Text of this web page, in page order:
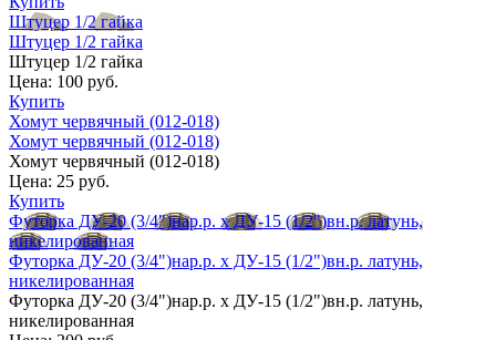
Штуцер 1/2 гайка
Штуцер 1/2 гайка
Штуцер 1/2 гайка
Цена: 100 руб.
Купить
Хомут червячный (012-018)
Хомут червячный (012-018)
Хомут червячный (012-018)
Цена: 25 руб.
Купить
Футорка ДУ-20 (3/4")нар.р. х ДУ-15 (1/2")вн.р. латунь,
никелированная
Футорка ДУ-20 (3/4")нар.р. х ДУ-15 (1/2")вн.р. латунь,
никелированная
Футорка ДУ-20 (3/4")нар.р. х ДУ-15 (1/2")вн.р. латунь,
никелированная